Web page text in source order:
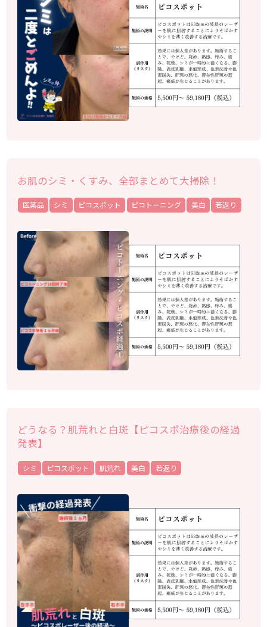
お肌のシミ・くすみ、全部まとめて大掃除！
医薬品 シミ ピコスポット ピコトーニング 美白 若返り
どうなる？肌荒れと白斑【ピコスポ治療後の経過
発表】
シミ ピコスポット 肌荒れ 美白 若返り